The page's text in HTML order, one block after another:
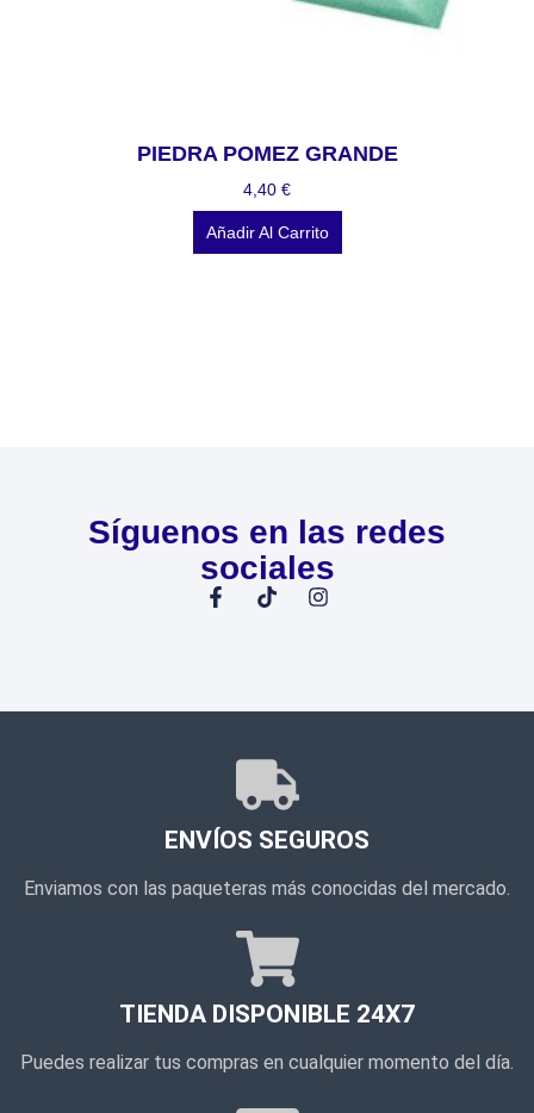
PIEDRA POMEZ GRANDE
4,40 €
Añadir Al Carrito
Síguenos en las redes
sociales
ENVÍOS SEGUROS
Enviamos con las paqueteras más conocidas del mercado.
TIENDA DISPONIBLE 24X7
Puedes realizar tus compras en cualquier momento del día.